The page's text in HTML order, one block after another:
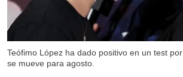
Teófimo López ha dado positivo en un test
se mueve para agosto.